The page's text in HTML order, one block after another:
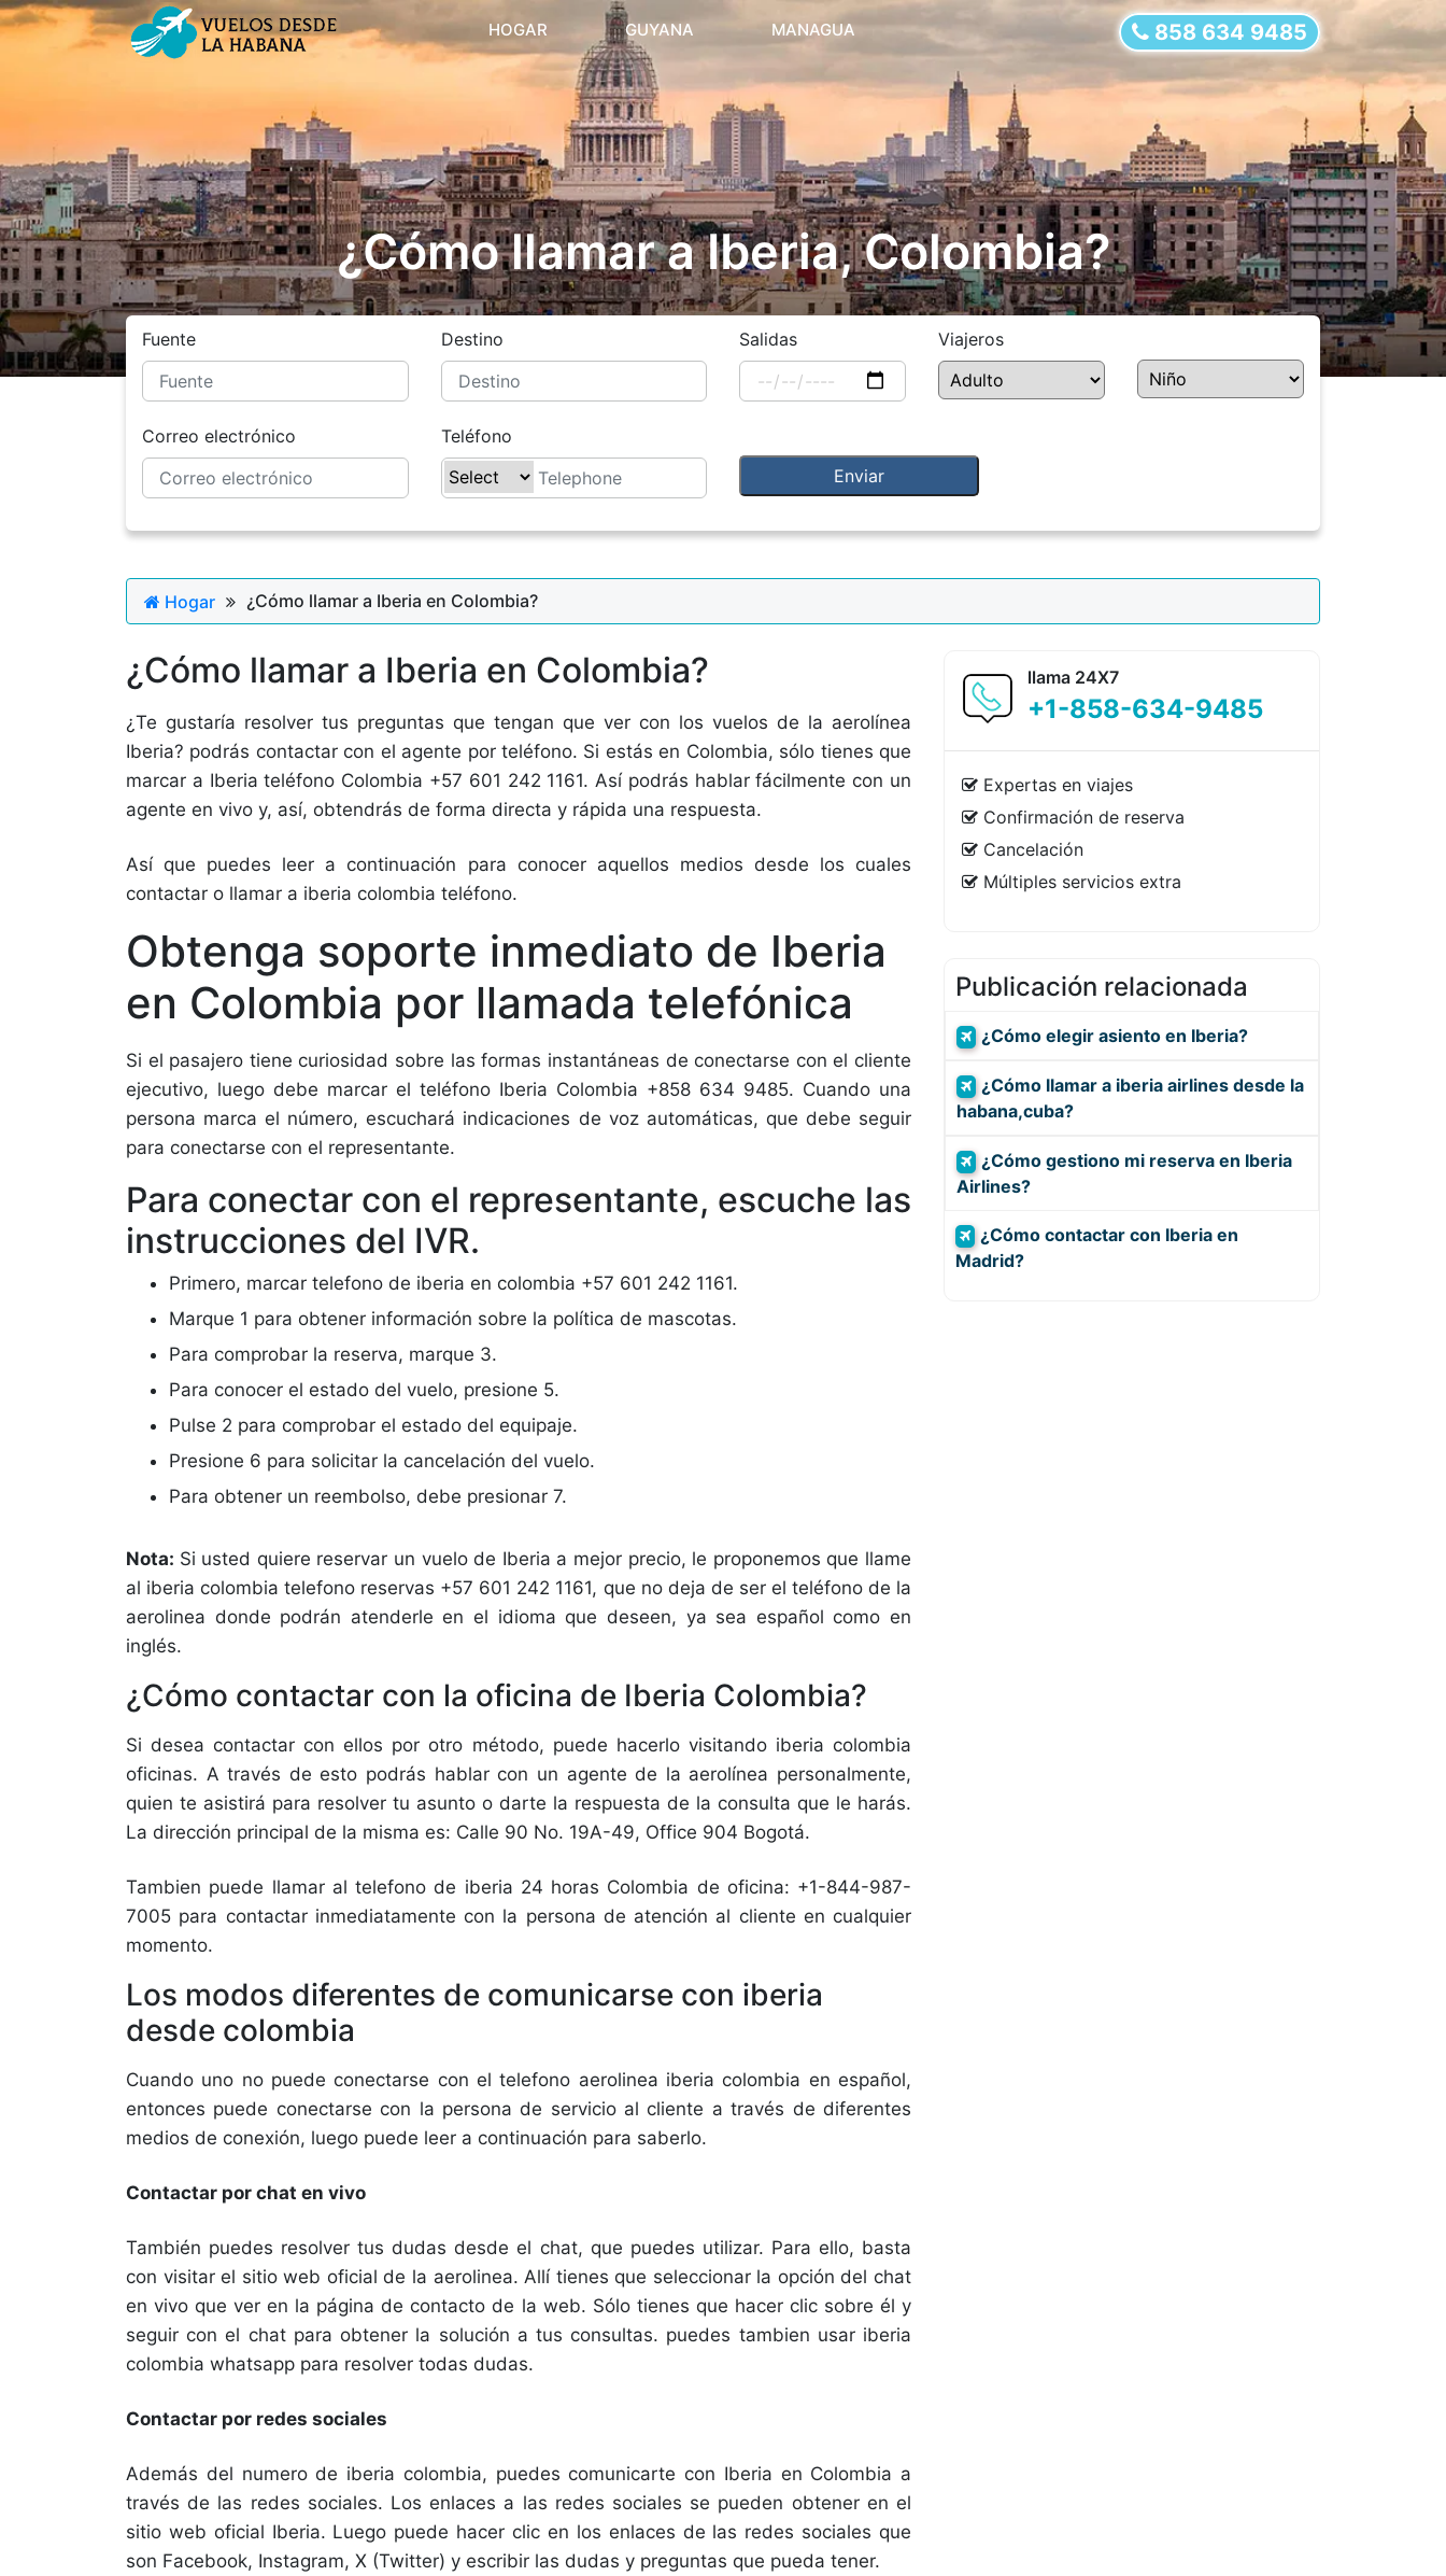
HOGAR (current) GUYANA MANAGUA 858 634 9485
¿Cómo llamar a Iberia, Colombia?
Fuente Destino Salidas Viajeros
Correo electrónico Teléfono
Hogar ¿Cómo llamar a Iberia en Colombia?
¿Cómo llamar a Iberia en Colombia?
¿Te gustaría resolver tus preguntas que tengan que ver con los vuelos de la aerolínea
Iberia? podrás contactar con el agente por teléfono. Si estás en Colombia, sólo tienes que
marcar a Iberia teléfono Colombia +57 601 242 1161. Así podrás hablar fácilmente con un
agente en vivo y, así, obtendrás de forma directa y rápida una respuesta.
Así que puedes leer a continuación para conocer aquellos medios desde los cuales
contactar o llamar a iberia colombia teléfono.
Obtenga soporte inmediato de Iberia
en Colombia por llamada telefónica
Si el pasajero tiene curiosidad sobre las formas instantáneas de conectarse con el cliente
ejecutivo, luego debe marcar el teléfono Iberia Colombia +858 634 9485. Cuando una
persona marca el número, escuchará indicaciones de voz automáticas, que debe seguir
para conectarse con el representante.
Para conectar con el representante, escuche las
instrucciones del IVR.
Primero, marcar telefono de iberia en colombia +57 601 242 1161.
Marque 1 para obtener información sobre la política de mascotas.
Para comprobar la reserva, marque 3.
Para conocer el estado del vuelo, presione 5.
Pulse 2 para comprobar el estado del equipaje.
Presione 6 para solicitar la cancelación del vuelo.
Para obtener un reembolso, debe presionar 7.
Nota: Si usted quiere reservar un vuelo de Iberia a mejor precio, le proponemos que llame
al iberia colombia telefono reservas +57 601 242 1161, que no deja de ser el teléfono de la
aerolinea donde podrán atenderle en el idioma que deseen, ya sea español como en
inglés.
¿Cómo contactar con la oficina de Iberia Colombia?
Si desea contactar con ellos por otro método, puede hacerlo visitando iberia colombia
oficinas. A través de esto podrás hablar con un agente de la aerolínea personalmente,
quien te asistirá para resolver tu asunto o darte la respuesta de la consulta que le harás.
La dirección principal de la misma es: Calle 90 No. 19A-49, Office 904 Bogotá.
Tambien puede llamar al telefono de iberia 24 horas Colombia de oficina: +1-844-987-
7005 para contactar inmediatamente con la persona de atención al cliente en cualquier
momento.
Los modos diferentes de comunicarse con iberia
desde colombia
Cuando uno no puede conectarse con el telefono aerolinea iberia colombia en español,
entonces puede conectarse con la persona de servicio al cliente a través de diferentes
medios de conexión, luego puede leer a continuación para saberlo.
Contactar por chat en vivo
También puedes resolver tus dudas desde el chat, que puedes utilizar. Para ello, basta
con visitar el sitio web oficial de la aerolinea. Allí tienes que seleccionar la opción del chat
en vivo que ver en la página de contacto de la web. Sólo tienes que hacer clic sobre él y
seguir con el chat para obtener la solución a tus consultas. puedes tambien usar iberia
colombia whatsapp para resolver todas dudas.
Contactar por redes sociales
Además del numero de iberia colombia, puedes comunicarte con Iberia en Colombia a
través de las redes sociales. Los enlaces a las redes sociales se pueden obtener en el
sitio web oficial Iberia. Luego puede hacer clic en los enlaces de las redes sociales que
son Facebook, Instagram, X (Twitter) y escribir las dudas y preguntas que pueda tener.
llama 24X7
+1-858-634-9485
Expertas en viajes
Confirmación de reserva
Cancelación
Múltiples servicios extra
Publicación relacionada
¿Cómo elegir asiento en Iberia?
¿Cómo llamar a iberia airlines desde la
habana,cuba?
¿Cómo gestiono mi reserva en Iberia
Airlines?
¿Cómo contactar con Iberia en
Madrid?